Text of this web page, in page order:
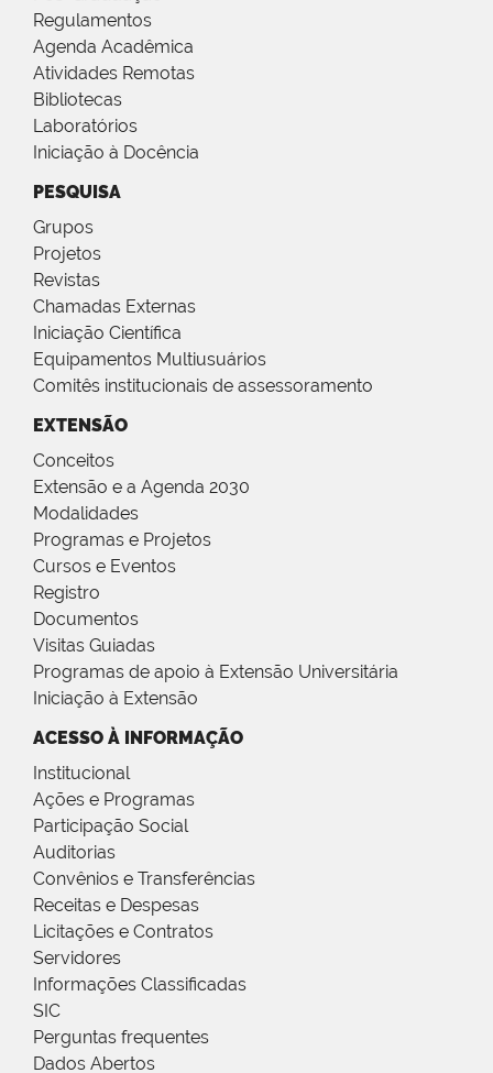
Regulamentos
Agenda Acadêmica
Atividades Remotas
Bibliotecas
Laboratórios
Iniciação à Docência
PESQUISA
Grupos
Projetos
Revistas
Chamadas Externas
Iniciação Científica
Equipamentos Multiusuários
Comitês institucionais de assessoramento
EXTENSÃO
Conceitos
Extensão e a Agenda 2030
Modalidades
Programas e Projetos
Cursos e Eventos
Registro
Documentos
Visitas Guiadas
Programas de apoio à Extensão Universitária
Iniciação à Extensão
ACESSO À INFORMAÇÃO
Institucional
Ações e Programas
Participação Social
Auditorias
Convênios e Transferências
Receitas e Despesas
Licitações e Contratos
Servidores
Informações Classificadas
SIC
Perguntas frequentes
Dados Abertos